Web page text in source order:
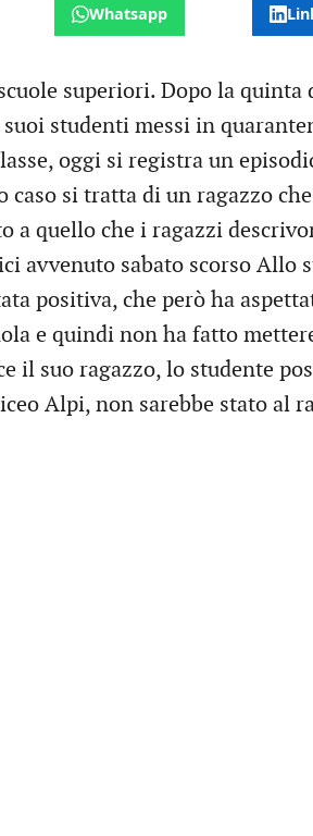
Whatsapp
superiori. Dopo la quinta
studenti messi in
oggi si registra un
si tratta di un ragazzo
a quello che i ragazzi
avvenuto sabato scorso Allo
positiva, che però ha
e quindi non ha fatto
il suo ragazzo, lo studente
Alpi, non sarebbe stato al